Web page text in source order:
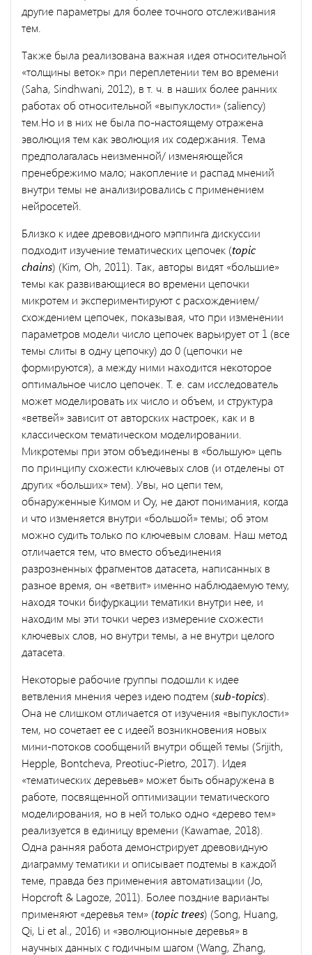
другие параметры для более точного отслеживания
тем.
Также была реализована важная идея относительной
«толщины веток» при переплетении тем во времени
(Saha, Sindhwani, 2012), в т. ч. в наших более ранних
работах об относительной «выпуклости» (saliency)
тем.Но и в них не была по-настоящему отражена
эволюция тем как эволюция их содержания. Тема
предполагалась неизменной/ изменяющейся
пренебрежимо мало; накопление и распад мнений
внутри темы не анализировались с применением
нейросетей.
Близко к идее древовидного мэппинга дискуссии
подходит изучение тематических цепочек (topic
chains) (Kim, Oh, 2011). Так, авторы видят «большие»
темы как развивающиеся во времени цепочки
микротем и экспериментируют с расхождением/
схождением цепочек, показывая, что при изменении
параметров модели число цепочек варьирует от 1 (все
темы слиты в одну цепочку) до 0 (цепочки не
формируются), а между ними находится некоторое
оптимальное число цепочек. Т. е. сам исследователь
может моделировать их число и объем, и структура
«ветвей» зависит от авторских настроек, как и в
классическом тематическом моделировании.
Микротемы при этом объединены в «большую» цепь
по принципу схожести ключевых слов (и отделены от
других «больших» тем). Увы, но цепи тем,
обнаруженные Кимом и Оу, не дают понимания, когда
и что изменяется внутри «большой» темы; об этом
можно судить только по ключевым словам. Наш метод
отличается тем, что вместо объединения
разрозненных фрагментов датасета, написанных в
разное время, он «ветвит» именно наблюдаемую тему,
находя точки бифуркации тематики внутри нее, и
находим мы эти точки через измерение схожести
ключевых слов, но внутри темы, а не внутри целого
датасета.
Некоторые рабочие группы подошли к идее
ветвления мнения через идею подтем (sub-topics).
Она не слишком отличается от изучения «выпуклости»
тем, но сочетает ее с идеей возникновения новых
мини-потоков сообщений внутри общей темы (Srijith,
Hepple, Bontcheva, Preotiuc-Pietro, 2017). Идея
«тематических деревьев» может быть обнаружена в
работе, посвященной оптимизации тематического
моделирования, но в ней только одно «дерево тем»
реализуется в единицу времени (Kawamae, 2018).
Одна ранняя работа демонстрирует древовидную
диаграмму тематики и описывает подтемы в каждой
теме, правда без применения автоматизации (Jo,
Hopcroft & Lagoze, 2011). Более поздние варианты
применяют «деревья тем» (topic trees) (Song, Huang,
Qi, Li et al., 2016) и «эволюционные деревья» в
научных данных с годичным шагом (Wang, Zhang,